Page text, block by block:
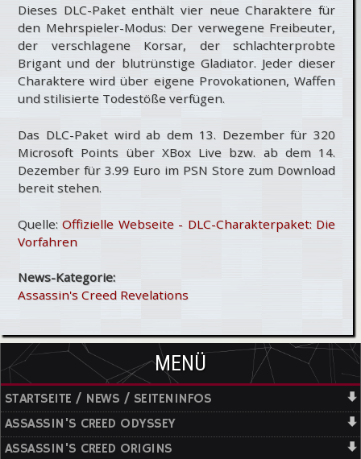
Dieses DLC-Paket enthält vier neue Charaktere für
den Mehrspieler-Modus: Der verwegene Freibeuter,
der verschlagene Korsar, der schlachterprobte
Brigant und der blutrünstige Gladiator. Jeder dieser
Charaktere wird über eigene Provokationen, Waffen
und stilisierte Todestöße verfügen.
Das DLC-Paket wird ab dem 13. Dezember für 320
Microsoft Points über XBox Live bzw. ab dem 14.
Dezember für 3.99 Euro im PSN Store zum Download
bereit stehen.
Quelle:Offizielle Webseite - DLC-Charakterpaket: Die
Vorfahren
News-Kategorie:
Assassin's Creed Revelations
MENÜ
STARTSEITE / NEWS / SEITENINFOS
ASSASSIN'S CREED ODYSSEY
ASSASSIN'S CREED ORIGINS